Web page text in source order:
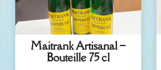
Maitrank Artisanal –
Bouteille 75 cl